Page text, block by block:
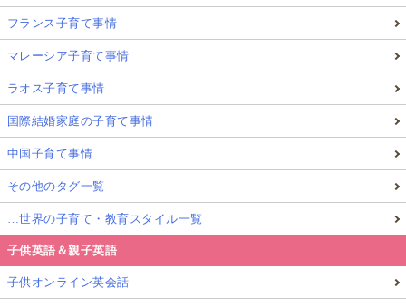
フランス子育て事情
マレーシア子育て事情
ラオス子育て事情
国際結婚家庭の子育て事情
中国子育て事情
その他のタグ一覧
…世界の子育て・教育スタイル一覧
子供英語＆親子英語
子供オンライン英会話